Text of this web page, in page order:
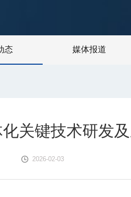
态 媒体报道
关键技术研发
2026-02-03